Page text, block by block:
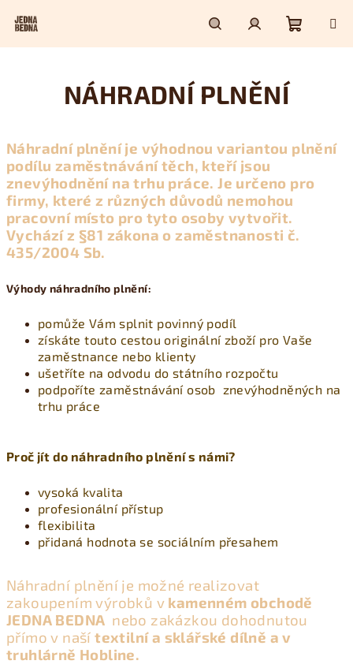
HledatPřihlášení
NÁHRADNÍ PLNĚNÍ
Náhradní plnění je výhodnou variantou plnění
podílu zaměstnávání těch, kteří jsou
znevýhodnění na trhu práce. Je určeno pro
firmy, které z různých důvodů nemohou
pracovní místo pro tyto osoby vytvořit.
Vychází z §81 zákona o zaměstnanosti č.
435/2004 Sb.
Výhody náhradního plnění:
pomůže Vám splnit povinný podíl
získáte touto cestou originální zboží pro Vaše
zaměstnance nebo klienty
ušetříte na odvodu do státního rozpočtu
podpoříte zaměstnávání osob znevýhodněných na
trhu práce
Proč jít do náhradního plnění s námi?
vysoká kvalita
profesionální přístup
flexibilita
přidaná hodnota se sociálním přesahem
Náhradní plnění je možné realizovat
zakoupením výrobků v kamenném obchodě
JEDNA BEDNA nebo zakázkou dohodnutou
přímo v našítextilní a sklářské dílně a v
truhlárně Hobline.